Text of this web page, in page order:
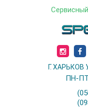
Г. ХАРЬКОВ
ПН-ПТ